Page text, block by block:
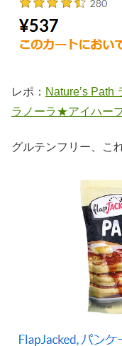
レポ： Nature’s Path
ラノーラ★アイハー
グルテンフリー、こ